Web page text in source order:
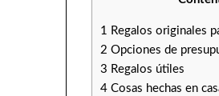
1 Regalos originales
2 Opciones de
3 Regalos útiles
4 Cosas hechas en